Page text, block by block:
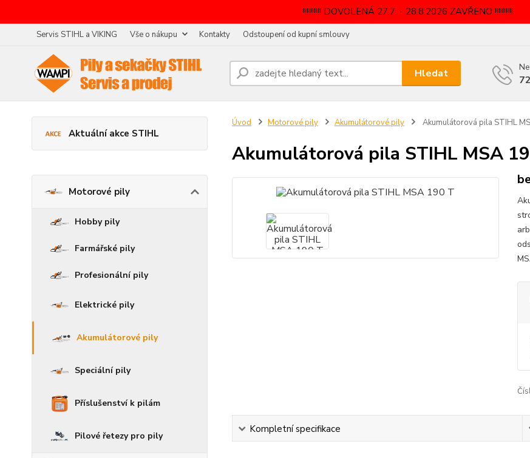
!!!!!!!!!! DOVOLENÁ 27.7. - 28.8.2026 ZAVŘENO !!!!!!!!!!
Servis STIHL a VIKING Vše o nákupu Kontakty Odstoupení od kupní smlouvy
Hledat
Aktuální akce STIHL
Motorové pily
Hobby pily
Farmářské pily
Profesionální pily
Elektrické pily
Akumulátorové pily
Speciální pily
Příslušenství k pilám
Pilové řetezy pro pily
Úvod Motorové pily Akumulátorové pily Akumulátorová pila STIHL
Akumulátorová pila STIHL MSA
Kompletní specifikace